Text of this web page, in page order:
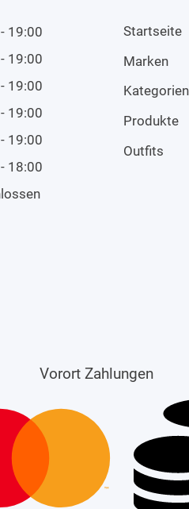
19:00
19:00
19:00
19:00
19:00
18:00
Startseite
Marken
Kategorien
Produkte
Outfits
Vorort Zahlungen